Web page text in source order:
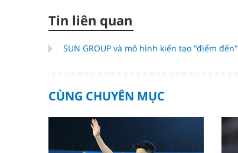
Tin liên quan
SUN GROUP và mô hình kiến tạo "điểm đến"
CÙNG CHUYÊN MỤC